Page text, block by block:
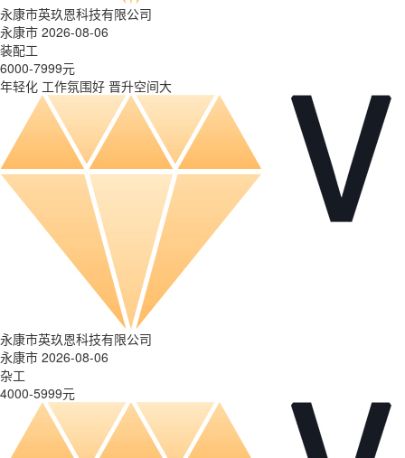
永康市英玖恩科技有限公司
永康市 2026-08-06
装配工
6000-7999元
年轻化 工作氛围好 晋升空间大
永康市英玖恩科技有限公司
永康市 2026-08-06
杂工
4000-5999元